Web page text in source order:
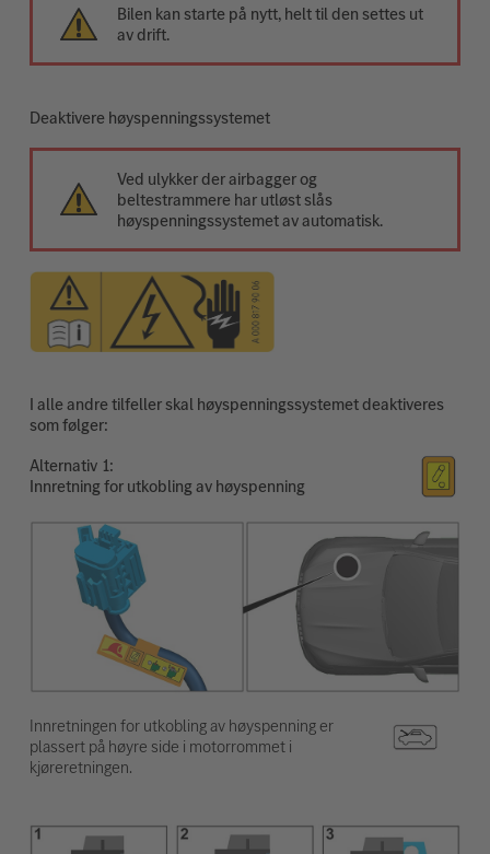
Bilen kan starte på nytt, helt til den settes ut
av drift.
Deaktivere høyspenningssystemet
Ved ulykker der airbagger og
beltestrammere har utløst slås
høyspenningssystemet av automatisk.
I alle andre tilfeller skal høyspenningssystemet deaktiveres
som følger:
Alternativ
Innretning for utkobling av høyspenning
Innretningen for utkobling av høyspenning er
plassert på høyre side i motorrommet i
kjøreretningen.